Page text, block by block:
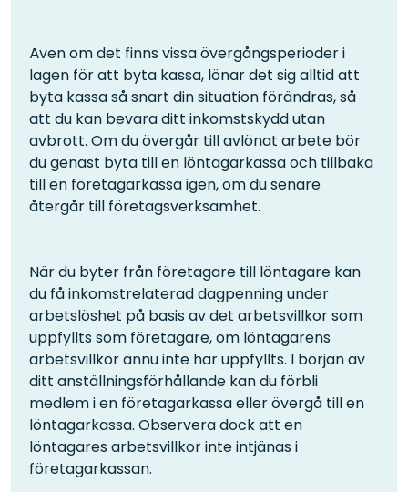
Även om det finns vissa övergångsperioder i
lagen för att byta kassa, lönar det sig alltid att
byta kassa så snart din situation förändras, så
att du kan bevara ditt inkomstskydd utan
avbrott. Om du övergår till avlönat arbete bör
du genast byta till en löntagarkassa och tillbaka
till en företagarkassa igen, om du senare
återgår till företagsverksamhet.
När du byter från företagare till löntagare kan
du få inkomstrelaterad dagpenning under
arbetslöshet på basis av det arbetsvillkor som
uppfyllts som företagare, om löntagarens
arbetsvillkor ännu inte har uppfyllts. I början av
ditt anställningsförhållande kan du förbli
medlem i en företagarkassa eller övergå till en
löntagarkassa. Observera dock att en
löntagares arbetsvillkor inte intjänas i
företagarkassan.